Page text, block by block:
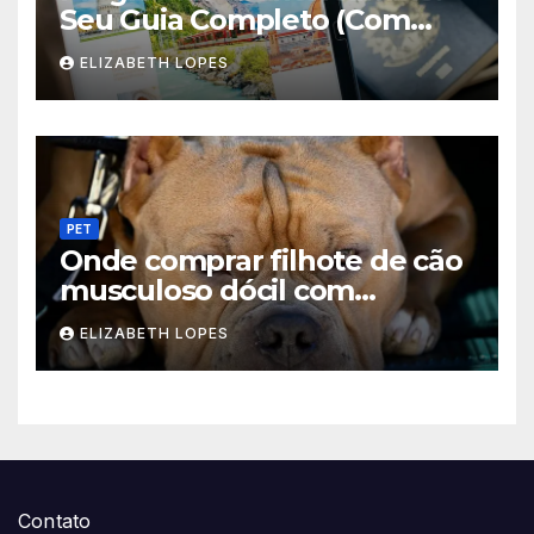
Seu Guia Completo (Com
Dicas) de Intercâmbio
ELIZABETH LOPES
PET
Onde comprar filhote de cão
musculoso dócil com
pedigree: Guia 2026 (Escolha
Certa)
ELIZABETH LOPES
Contato